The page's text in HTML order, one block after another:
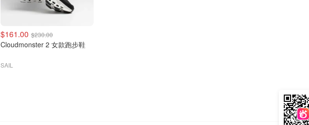
$161.00 $230.00
Cloudmonster 2 女款跑步鞋
SAIL